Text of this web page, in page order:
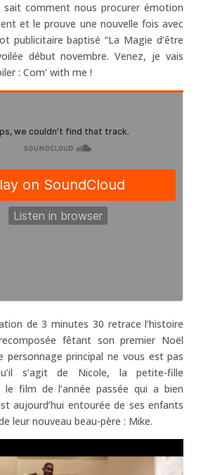
sait comment nous procurer émotion
et le prouve une nouvelle fois avec
publicitaire baptisé “La Magie d’être
début novembre. Venez, je vais
: Com’ with me !
de 3 minutes 30 retrace l’histoire
fêtant son premier Noël
personnage principal ne vous est pas
s’agit de Nicole, la petite-fille
le film de l’année passée qui a bien
aujourd’hui entourée de ses enfants
leur nouveau beau-père : Mike.